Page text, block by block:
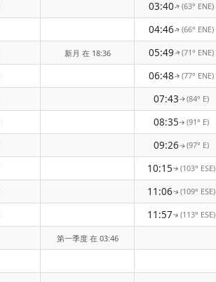
03:40↑(63° ENE)
04:46↑(66° ENE)
新月 在 18:36 05:49↑(71° ENE)
06:48↑(77° ENE)
07:43↑(84° E)
08:35↑(91° E)
09:26↑(97° E)
10:15↑(103° ESE)
11:06↑(109° ESE)
11:57↑(113° ESE)
第一季度 在 03:46